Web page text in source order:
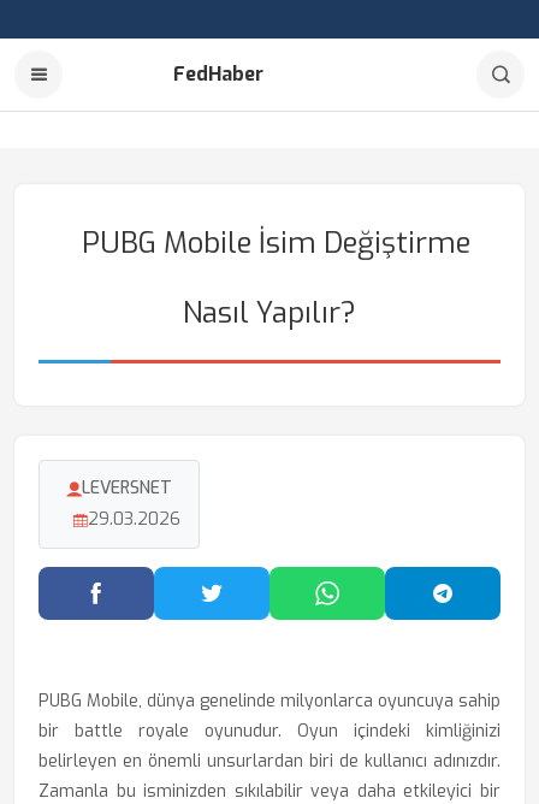
FedHaber
PUBG Mobile İsim Değiştirme
Nasıl Yapılır?
LEVERSNET
29.03.2026
Facebook'ta PaylaşTwitter'da PaylaşWhatsApp'ta Paylaş
PUBG Mobile, dünya genelinde milyonlarca oyuncuya sahip
bir battle royale oyunudur. Oyun içindeki kimliğinizi
belirleyen en önemli unsurlardan biri de kullanıcı adınızdır.
Zamanla bu isminizden sıkılabilir veya daha etkileyici bir